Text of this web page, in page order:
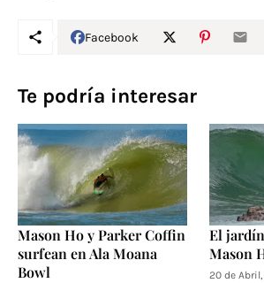
Facebook
Te podría interesar
Mason Ho y Parker Coffin
surfean en Ala Moana
Bowl
El
Mason
20 de